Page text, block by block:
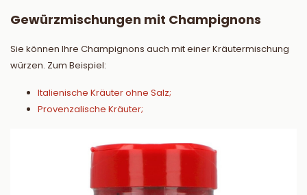
Gewürzmischungen mit Champignons
Sie können Ihre Champignons auch mit einer Kräutermischung
würzen. Zum Beispiel:
Italienische Kräuter ohne Salz;
Provenzalische Kräuter;